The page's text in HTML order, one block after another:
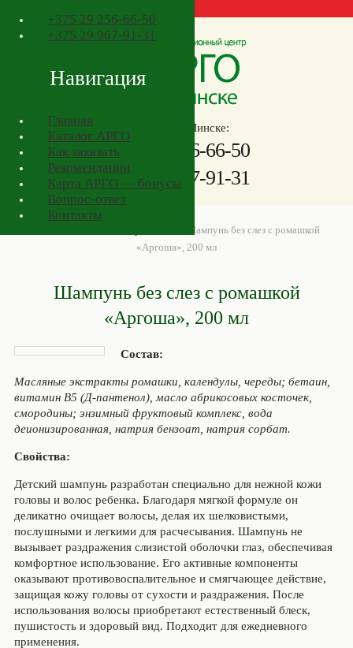
+375 29 256-66-50
+375 29 967-91-31
Навигация
Главная
Каталог АРГО
Как заказать
Рекомендации
Карта АРГО — бонусы
Вопрос-ответ
Контакты
Телефоны в Минске:
+375
29 256-66-50
+37529 967-91-31
Шампунь без слез с ромашкой
«Аргоша», 200 мл
Шампунь без слез с ромашкой
«Аргоша», 200 мл
Состав:
Масляные экстракты ромашки, календулы, череды; бетаин,
витамин В5 (Д-пантенол), масло абрикосовых косточек,
смородины; энзимный фруктовый комплекс, вода
деионизированная, натрия бензоат, натрия сорбат.
Свойства:
Детский шампунь разработан специально для нежной кожи
головы и волос ребенка. Благодаря мягкой формуле он
деликатно очищает волосы, делая их шелковистыми,
послушными и легкими для расчесывания. Шампунь не
вызывает раздражения слизистой оболочки глаз, обеспечивая
комфортное использование. Его активные компоненты
оказывают противовоспалительное и смягчающее действие,
защищая кожу головы от сухости и раздражения. После
использования волосы приобретают естественный блеск,
пушистость и здоровый вид. Подходит для ежедневного
применения.